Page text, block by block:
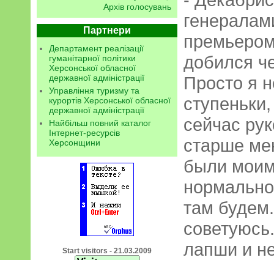
Архів голосувань
Партнери
Департамент реалізації
гуманітарної політики
Херсонської обласної
державної адміністрації
Управління туризму та
курортів Херсонської обласної
державної адміністрації
Найбільш повний каталог
Інтернет-ресурсів
Херсонщини
Start visitors - 21.03.2009
добился
Просто я
сейчас
старше
были
там
лапши и